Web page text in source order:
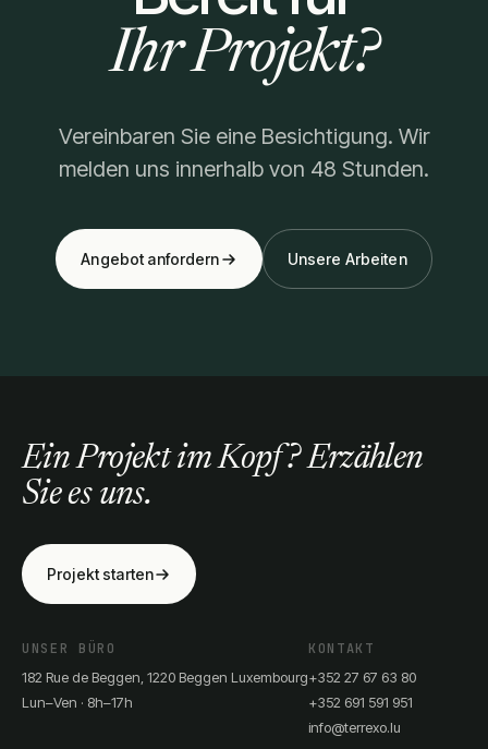
Ihr Projekt?
Vereinbaren Sie eine Besichtigung. Wir
melden uns innerhalb von 48 Stunden.
Angebot anfordern Unsere Arbeiten
Ein Projekt im Kopf? Erzählen
Sie es uns.
Projekt starten
UNSER BÜRO
182 Rue de Beggen, 1220 Beggen Luxembourg
Lun–Ven · 8h–17h
KONTAKT
+352 27 67 63 80
+352 691 591 951
info@terrexo.lu